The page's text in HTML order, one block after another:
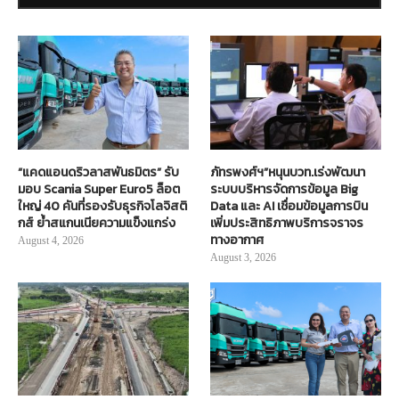
“แคดแอนดริวลาสพันธมิตร” รับ
มอบ Scania Super Euro5 ล็อต
ใหญ่ 40 คันที่รองรับธุรกิจโลจิสติ
กส์ ย้ำสแกนเนียความแข็งแกร่ง
August 4, 2026
ภัทรพงศ์ฯ”หนุนบวท.เร่งพัฒนา
ระบบบริหารจัดการข้อมูล Big
Data และ AI เชื่อมข้อมูลการบิน
เพิ่มประสิทธิภาพบริการจราจร
ทางอากาศ
August 3, 2026